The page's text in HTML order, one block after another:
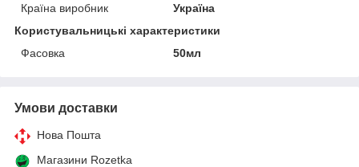
Країна виробник
Україна
Користувальницькі характеристики
Фасовка
50мл
Умови доставки
Нова Пошта
Магазини Rozetka